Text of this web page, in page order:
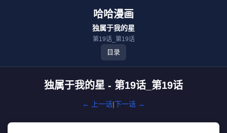
哈哈漫画
独属于我的星
第19话_第19话
目录
独属于我的星 - 第19话_第19话
← 上一话|下一话 →